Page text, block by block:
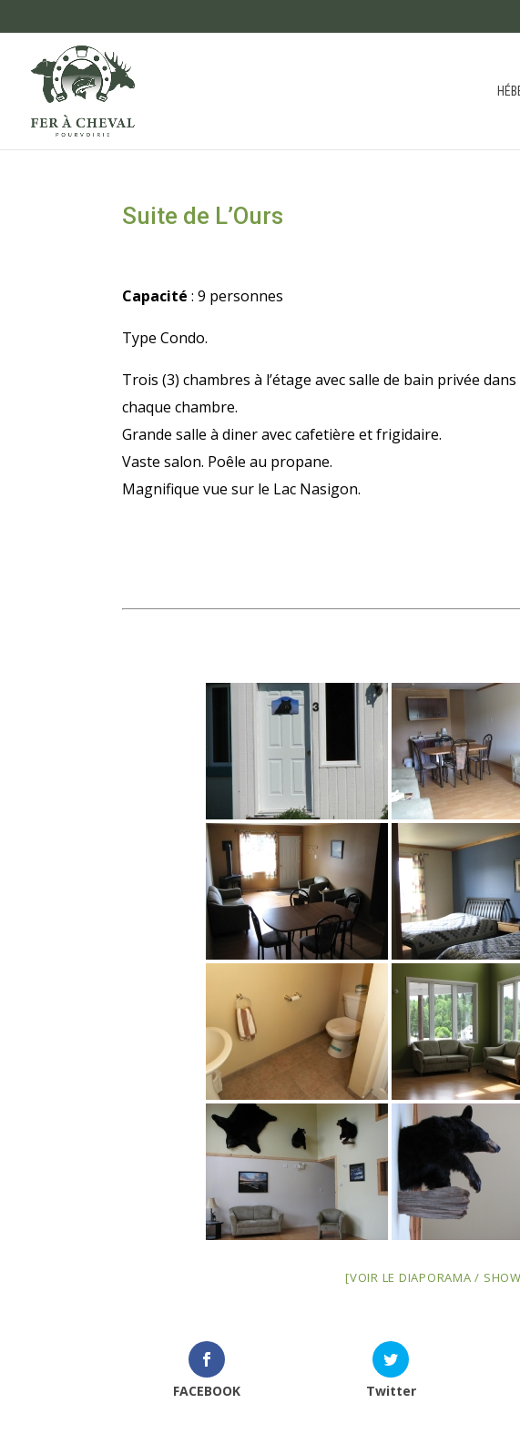
Suite de L’Ours
Capacité: 9 personnes
Type Condo.
Trois (3) chambres à l’étage avec salle de bain privée dans
chaque chambre.
Grande salle à diner avec cafetière et frigidaire.
Vaste salon. Poêle au propane.
Magnifique vue sur le Lac Nasigon.
[VOIR LE DIAPORAMA /
FACEBOOK Twitter